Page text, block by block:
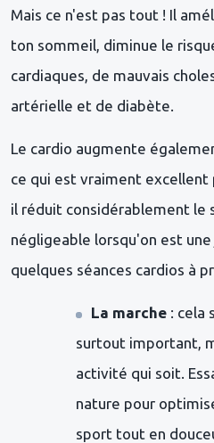
Mais ce n'est pas tout ! Il
ton sommeil, diminue le
cardiaques, de mauvais
artérielle et de diabète.
Le cardio augmente
ce qui est vraiment excellent
il réduit considérablement le
négligeable lorsqu'on est une
quelques séances cardios à
La marche : cela
surtout important,
activité qui soit.
nature pour
sport tout en